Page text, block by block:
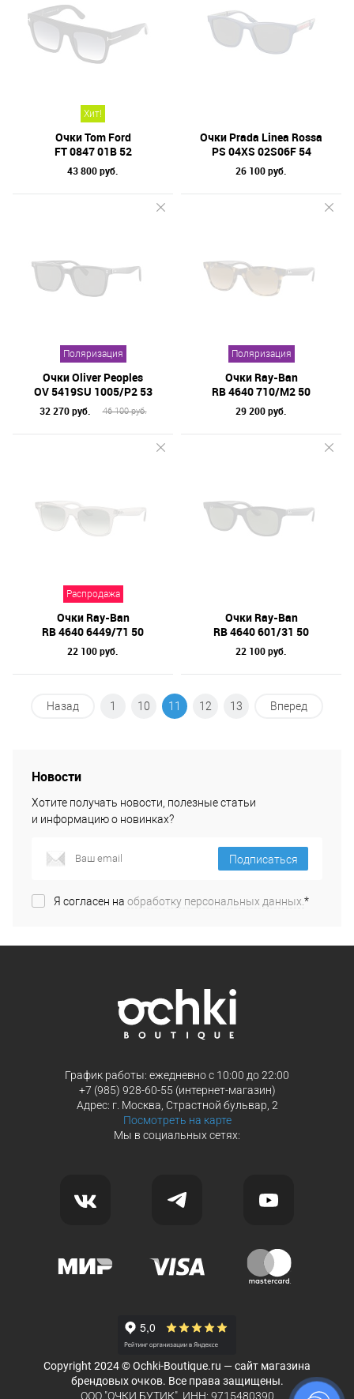
Хит!
Очки Tom Ford
FT 0847 01B 52
43 800 руб.
Очки Prada Linea Rossa
PS 04XS 02S06F 54
26 100 руб.
Поляризация
Очки Oliver Peoples
OV 5419SU 1005/P2 53
32 270 руб. 46 100 руб.
Поляризация
Очки Ray-Ban
RB 4640 710/M2 50
29 200 руб.
Распродажа
Очки Ray-Ban
RB 4640 6449/71 50
22 100 руб.
Очки Ray-Ban
RB 4640 601/31 50
22 100 руб.
Назад 1 10 11 12 13 Вперед
Новости
Хотите получать новости, полезные статьи
и информацию о новинках?
Подписаться
Я согласен на обработку персональных данных.*
График работы: ежедневно с 10:00 до 22:00
+7 (985) 928-60-55 (интернет-магазин)
Адрес: г. Москва, Страстной бульвар, 2
Посмотреть на карте
Мы в социальных сетях:
Copyright 2024 © Ochki-Boutique.ru — сайт магазина
брендовых очков. Все права защищены.
ООО "ОЧКИ БУТИК", ИНН: 9715480390